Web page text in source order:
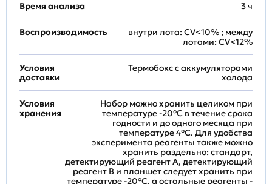
Время анализа 3 ч
Воспроизводимость
внутри лота: CV<10% ; между
лотами: CV<12%
Условия
доставки
Термобокс с аккумуляторами
холода
Условия
хранения
Набор можно хранить целиком при
температуре -20°C в течение срока
годности и до одного месяца при
температуре 4°C. Для удобства
эксперимента реагенты также можно
хранить раздельно: стандарт,
детектирующий реагент A, детектирующий
реагент B и планшет следует хранить при
температуре -20°C, а остальные реагенты -